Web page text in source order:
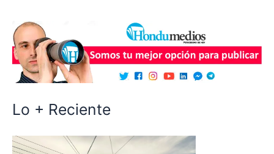
Lo + Reciente